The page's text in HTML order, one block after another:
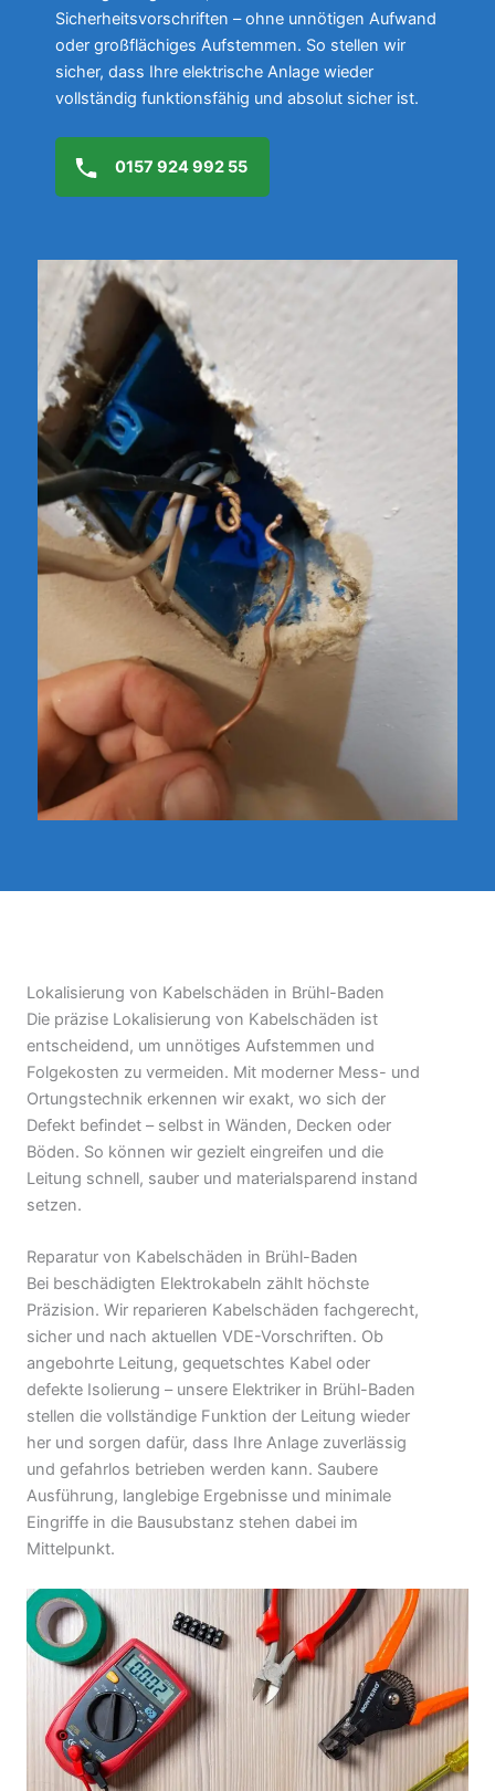
Sicherheitsvorschriften – ohne unnötigen Aufwand
oder großflächiges Aufstemmen. So stellen wir
sicher, dass Ihre elektrische Anlage wieder
vollständig funktionsfähig und absolut sicher ist.
0157 924 992 55
Lokalisierung von Kabelschäden in Brühl-Baden
Die präzise Lokalisierung von Kabelschäden ist
entscheidend, um unnötiges Aufstemmen und
Folgekosten zu vermeiden. Mit moderner Mess- und
Ortungstechnik erkennen wir exakt, wo sich der
Defekt befindet – selbst in Wänden, Decken oder
Böden. So können wir gezielt eingreifen und die
Leitung schnell, sauber und materialsparend instand
setzen.
Reparatur von Kabelschäden in Brühl-Baden
Bei beschädigten Elektrokabeln zählt höchste
Präzision. Wir reparieren Kabelschäden fachgerecht,
sicher und nach aktuellen VDE-Vorschriften. Ob
angebohrte Leitung, gequetschtes Kabel oder
defekte Isolierung – unsere Elektriker in Brühl-Baden
stellen die vollständige Funktion der Leitung wieder
her und sorgen dafür, dass Ihre Anlage zuverlässig
und gefahrlos betrieben werden kann. Saubere
Ausführung, langlebige Ergebnisse und minimale
Eingriffe in die Bausubstanz stehen dabei im
Mittelpunkt.